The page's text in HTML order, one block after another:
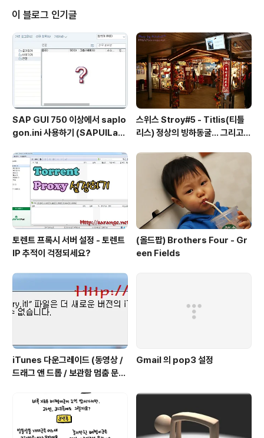
네요. 개인적으로는 라즈베리 향이 좋아 매일 마시고 있습
니다. 왼쪽편의 두가지 빨간색이 라즈베리를 포함한 차입
니다 색도 붉은색으로 풀어진답니다. 이렇게 차와 함께 레
몬을 넣어서 마신답니다. 커피는 아침과 점심 식사후 에스
프레소로 한잔씩 마시고, 그 외엔 차를 마십니다. 이곳에서
탔던 로컬 택시입니다. 이곳은..
이 블로그 인기글
SAP GUI 750 이상에서 saplo
gon.ini 사용하기 (SAPUILan
스위스 Stroy#5 - Titlis(티틀
리스) 정상의 빙하동굴... 그리고
토렌트 프록시 서버 설정 - 토렌트
IP 추적이 걱정되세요?
(올드팝) Brothers Four - Gr
een Fields
iTunes 다운그레이드 (동영상 /
드래그 앤 드롭 / 보관함 멈춤 문제
Gmail 의 pop3 설정